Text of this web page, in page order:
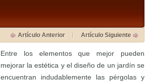
Artículo Anterior Artículo Siguiente
Entre los elementos que mejor pueden
mejorar la estética y el diseño de un jardín se
encuentran indudablemente las pérgolas y